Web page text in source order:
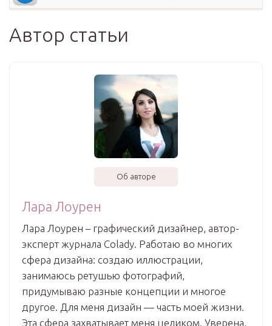
Автор статьи
Об авторе
Лара Лоурен
Лара Лоурен – графический дизайнер, автор-
эксперт журнала Colady. Работаю во многих
сфера дизайна: создаю иллюстрации,
занимаюсь ретушью фотографий,
придумываю разные концепции и многое
другое. Для меня дизайн — часть моей жизни.
Эта сфера захватывает меня целиком. Уверена,